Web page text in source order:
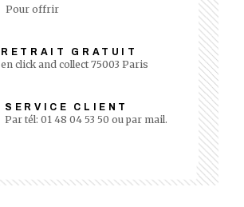
Pour offrir
RETRAIT GRATUIT
en click and collect 75003 Paris
SERVICE CLIENT
Par tél: 01 48 04 53 50 ou par mail.